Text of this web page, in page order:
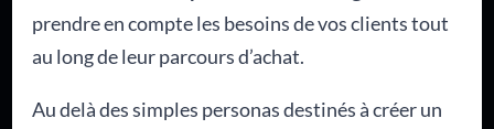
prendre en compte les besoins de vos clients tout
au long de leur parcours d’achat.
Au delà des simples personas destinés à créer un